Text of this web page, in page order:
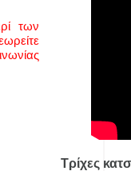
των
Τρίχες